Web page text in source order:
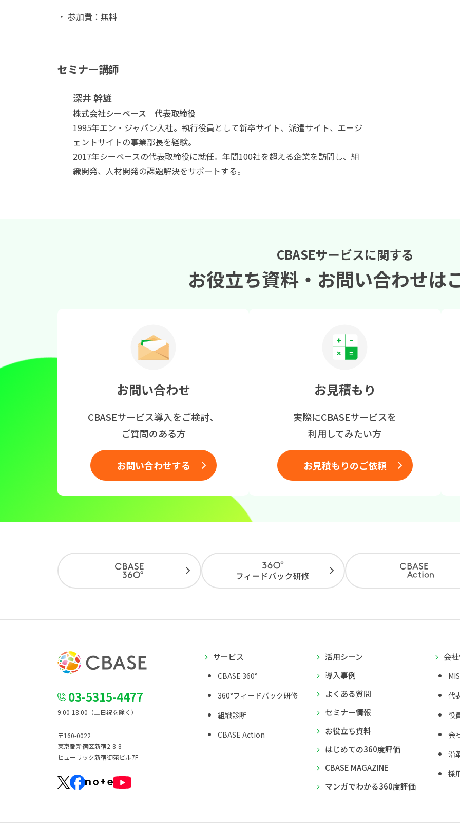
参加費：無料
セミナー講師
深井 幹雄
株式会社シーベース 代表取締役
1995年エン・ジャパン入社。執行役員として新卒サイト、派遣サイト、エージ
ェントサイトの事業部長を経験。
2017年シーベースの代表取締役に就任。年間100社を超える企業を訪問し、組
織開発、人材開発の課題解決をサポートする。
CBASEサービスに関する
お役立ち資料・ お問い合わせは
お問い合わせ
CBASEサービス導入をご検討、
ご質問のある方
お問い合わせする
お見積もり
実際にCBASEサービスを
利用してみたい方
お見積もりのご依頼
サービス
CBASE 360°
360°フィードバック研修
組織診断
CBASE Action
活用シーン
導入事例
よくある質問
セミナー情報
お役立ち資料
はじめての360度評価
CBASE MAGAZINE
マンガでわかる360度評価
会
代
役
会
沿
採
03-5315-4477
9:00-18:00（土日祝を除く）
〒160-0022
東京都新宿区新宿2-8-8
ヒューリック新宿御苑ビル7F